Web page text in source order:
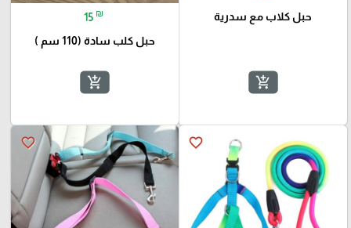
🎓
حبل كلاب مع سدرية
add_shopping_cart
15 ₪
حبل كلب سادة (110 سم )
add_shopping_cart
favorite_border
favorite_border